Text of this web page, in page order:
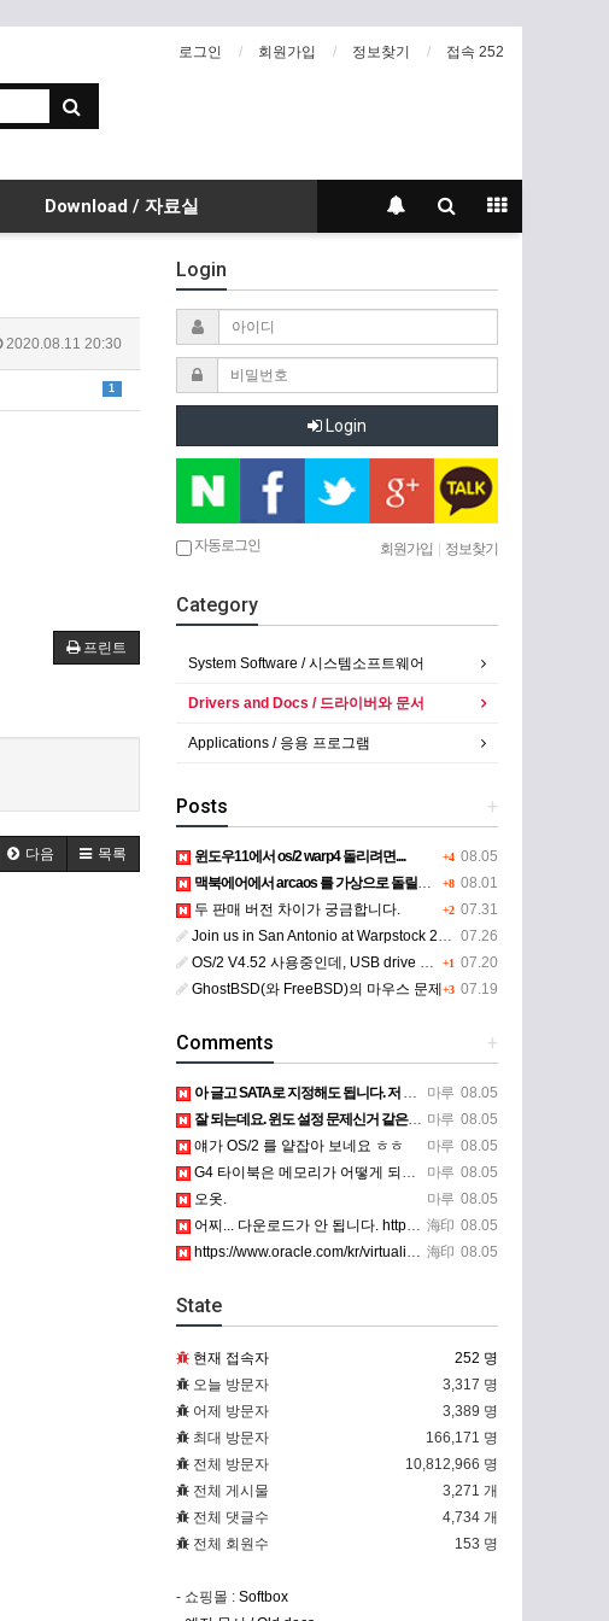
로그인 회원가입 정보찾기 접속 252
Download / 자료실
2020.08.11 20:30
1
프린트
다음 목록
Login
Login
자동로그인 회원가입 | 정보찾기
Category
System Software / 시스템소프트웨어
Drivers and Docs / 드라이버와 문서
Applications / 응용 프로그램
+
Posts
+4 08.05
윈도우11에서 os/2 warp4 돌리려면....
+8 08.01
맥북에어에서 arcaos 를 가상으로 돌릴려면 어떻게 해야 하는 지요?
+2 07.31
두 판매 버전 차이가 궁금합니다.
07.26
Join us in San Antonio at Warpstock 2026
+1 07.20
OS/2 V4.52 사용중인데, USB drive 사용 가능한지요?
+3 07.19
GhostBSD(와 FreeBSD)의 마우스 문제
+
Comments
마루 08.05
아 글고 SATA로 지정해도 됩니다. 저 글 진짜 이상하네요. 옛날꺼 퍼와서 그런거 같은데요.
마루 08.05
잘 되는데요. 윈도 설정 문제신거 같은데. 크롬 브라우저나 파폭으로 해 보세요
마루 08.05
얘가 OS/2 를 얕잡아 보네요 ㅎㅎ
마루 08.05
G4 타이북은 메모리가 어떻게 되나요?
마루 08.05
오옷.
海印 08.05
어찌... 다운로드가 안 됩니다. https://www.oracle.com/kr/virtualization/…
海印 08.05
https://www.oracle.com/kr/virtualization/technologies/vm/dow…
State
현재 접속자
252 명
오늘 방문자
3,317 명
어제 방문자
3,389 명
최대 방문자
166,171 명
전체 방문자
10,812,966 명
전체 게시물
3,271 개
전체 댓글수
4,734 개
전체 회원수
153 명
- 쇼핑몰 : Softbox